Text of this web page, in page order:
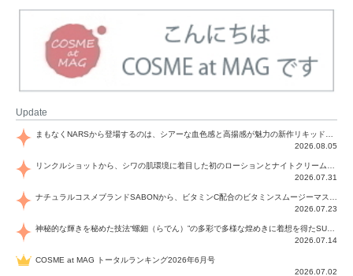
Update
2026.08.05
2026.07.31
2026.07.23
2026.07.14
COSME at MAG トータルランキング2026年6月号
2026.07.02